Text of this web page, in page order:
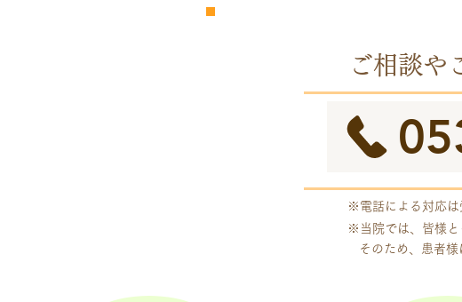
ご相談や
※電話による対応は
※当院では、皆様と
そのため、患者